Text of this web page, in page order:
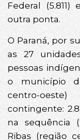
Federal
outra ponta.
O Paraná, por
as 27
pessoas
o município
centro-
contingente:
na sequência
Ribas (região